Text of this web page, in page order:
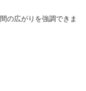
の広がりを強調できま